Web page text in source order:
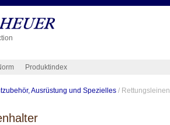
Produktindex
Ausrüstung und Spezielles/